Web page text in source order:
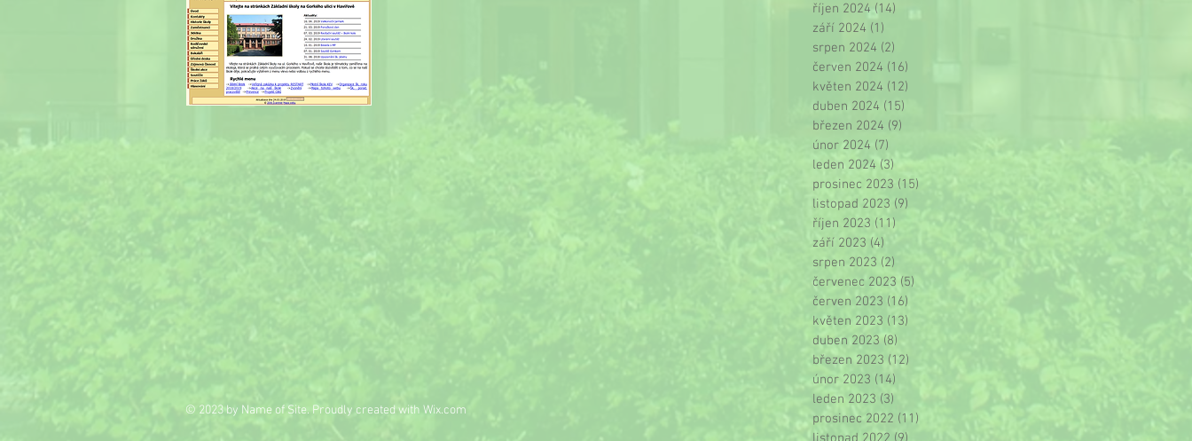
říjen 2024 (14) 14 příspěvků
září 2024 (1)
srpen 2024 (2)
červen 2024 (16)
květen 2024 (12)
duben 2024 (15)
březen 2024 (9)
únor 2024 (7)
leden 2024 (3)
prosinec 2023 (15)
listopad 2023 (9)
říjen 2023 (11) 11 příspěvků
září 2023 (4)
srpen 2023 (2)
červenec 2023 (5)
červen 2023 (16)
květen 2023 (13)
duben 2023 (8)
březen 2023 (12)
únor 2023 (14)
leden 2023 (3) 3 příspěvky
prosinec 2022 (11)
© 2023 by Name of Site. Proudly created with Wix.com